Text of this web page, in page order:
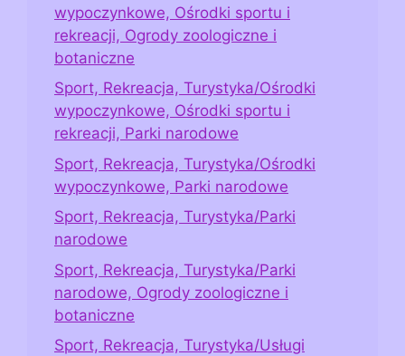
wypoczynkowe, Ośrodki sportu i
rekreacji, Ogrody zoologiczne i
botaniczne
Sport, Rekreacja, Turystyka/Ośrodki
wypoczynkowe, Ośrodki sportu i
rekreacji, Parki narodowe
Sport, Rekreacja, Turystyka/Ośrodki
wypoczynkowe, Parki narodowe
Sport, Rekreacja, Turystyka/Parki
narodowe
Sport, Rekreacja, Turystyka/Parki
narodowe, Ogrody zoologiczne i
botaniczne
Sport, Rekreacja, Turystyka/Usługi